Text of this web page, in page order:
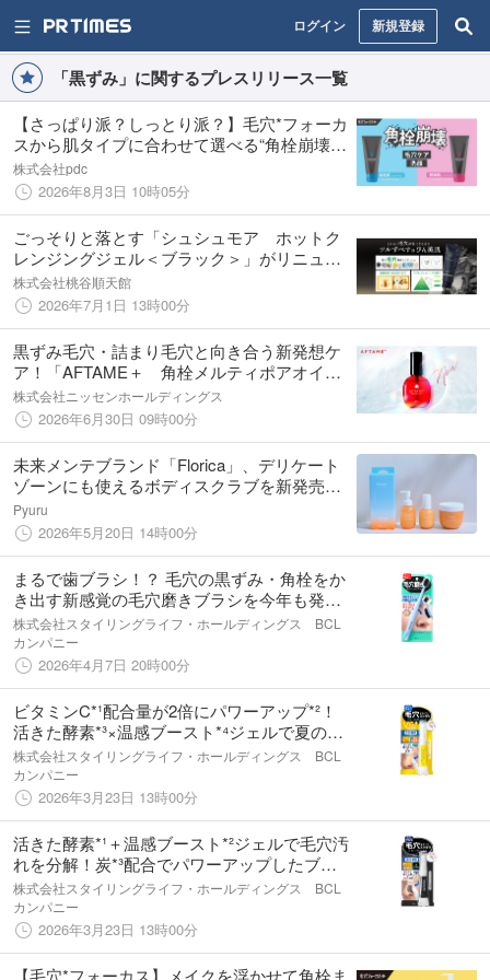
ログイン 新規登録
「黒ずみ」に関するプレスリリース一覧
【さっぱり派？しっとり派？】毛穴*フォーカ
スから肌タイプに合わせて選べる“角栓崩壊洗
顔”が登場！
株式会社pdc
2026年8月3日 10時05分
ごっそりと落とす「シュシュモア ホットク
レンジングジェル＜ブラック＞」がリニュー
アル登場！
株式会社桃谷順天館
2026年7月1日 13時00分
黒ずみ毛穴・詰まり毛穴と向き合う新発想ケ
ア！「AFTAME＋ 角栓メルティポアオイ
ル」新発売。
株式会社ニッセンホールディングス
2026年6月30日 09時00分
未来メンテブランド「Florica」、デリケート
ゾーンにも使えるボディスクラブを新発売。
シトラスラベンダーが香る、触れたくなる肌
へ導くセルフケア習慣。
Pyuru
2026年5月20日 14時00分
まるで歯ブラシ！？ 毛穴の黒ずみ・角栓をか
き出す新感覚の毛穴磨きブラシを今年も発
売！
株式会社スタイリングライフ・ホールディングス BCL
カンパニー
2026年4月7日 20時00分
ビタミンC*¹配合量が2倍にパワーアップ*²！
活きた酵素*³×温感ブースト*⁴ジェルで夏の毛
穴悩みに徹底アプローチ。
株式会社スタイリングライフ・ホールディングス BCL
カンパニー
2026年3月23日 13時00分
活きた酵素*¹＋温感ブースト*²ジェルで毛穴汚
れを分解！炭*³配合でパワーアップしたブラ
ックを、ドン・キホーテ、アピタ、ピアゴに
て発売。
株式会社スタイリングライフ・ホールディングス BCL
カンパニー
2026年3月23日 13時00分
【毛穴*フォーカス】メイクを浮かせて角栓ま